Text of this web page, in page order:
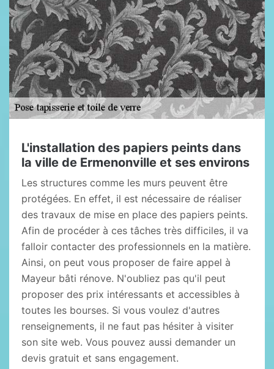
L'installation des papiers peints dans
la ville de Ermenonville et ses environs
Les structures comme les murs peuvent être
protégées. En effet, il est nécessaire de réaliser
des travaux de mise en place des papiers peints.
Afin de procéder à ces tâches très difficiles, il va
falloir contacter des professionnels en la matière.
Ainsi, on peut vous proposer de faire appel à
Mayeur bâti rénove. N'oubliez pas qu'il peut
proposer des prix intéressants et accessibles à
toutes les bourses. Si vous voulez d'autres
renseignements, il ne faut pas hésiter à visiter
son site web. Vous pouvez aussi demander un
devis gratuit et sans engagement.